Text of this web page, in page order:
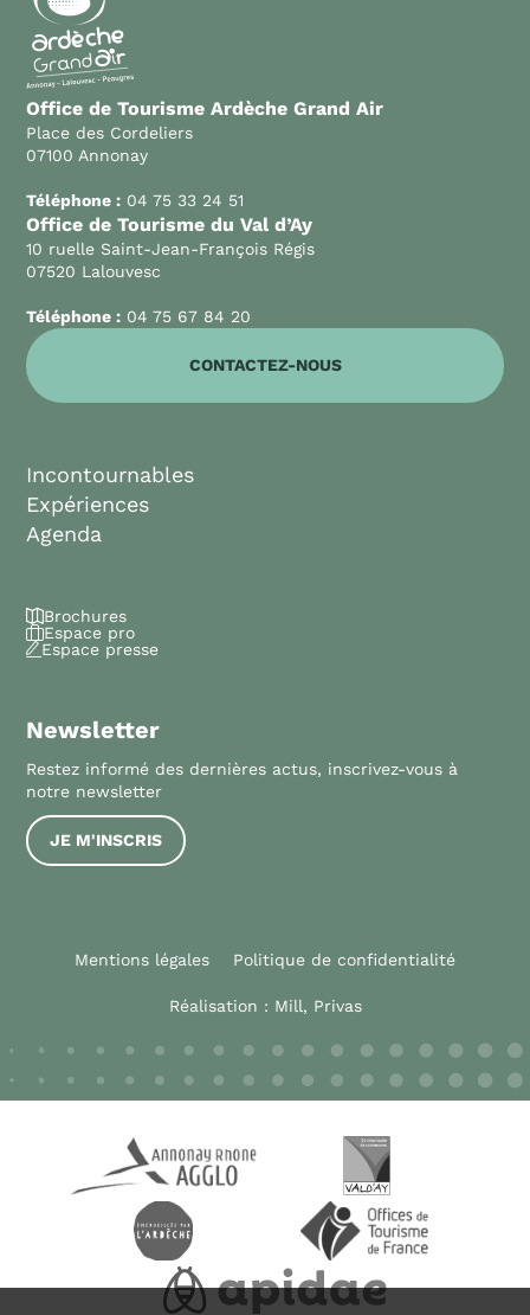
Office de Tourisme Ardèche Grand Air
Place des Cordeliers
07100 Annonay
Téléphone : 04 75 33 24 51
Office de Tourisme du Val d’Ay
10 ruelle Saint-Jean-François Régis
07520 Lalouvesc
Téléphone : 04 75 67 84 20
CONTACTEZ-NOUS
Incontournables
Expériences
Agenda
Brochures
Espace pro
Espace presse
Newsletter
Restez informé des dernières actus, inscrivez-vous à
notre newsletter
JE M'INSCRIS
Mentions légales Politique de confidentialité
Réalisation : Mill, Privas